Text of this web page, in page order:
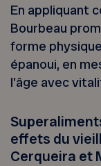
En appliquant
Bourbeau
forme
épanoui, en
l’âge avec
effets du
Cerqueira et